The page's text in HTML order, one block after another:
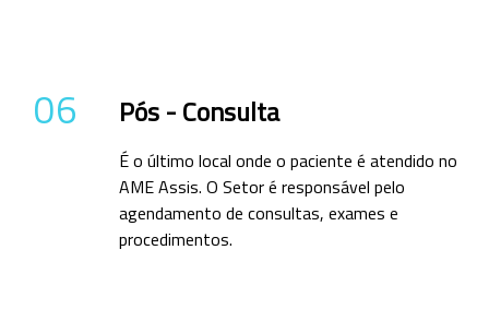
06 Pós - Consulta
É o último local onde o paciente é atendido no
AME Assis. O Setor é responsável pelo
agendamento de consultas, exames e
procedimentos.